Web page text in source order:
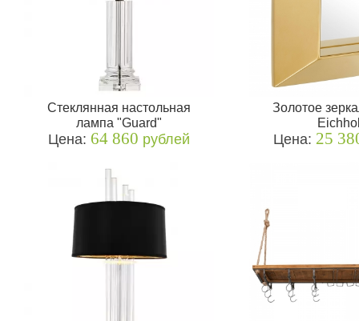
Стеклянная настольная
лампа "Guard"
Цена: 64 860 рублей
Золотое
Цена: 25